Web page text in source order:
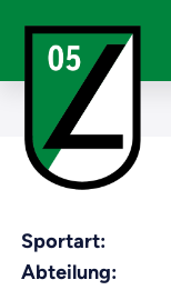
Sportart:
Abteilung: